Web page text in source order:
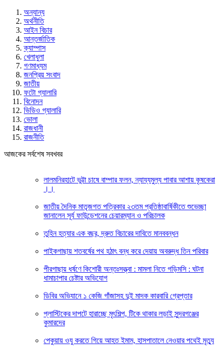
অন্যান্য
অর্থনীতি
আইন বিচার
আন্তর্জাতিক
ক্যাম্পাস
খেলাধুলা
গণমাধ্যম
জনপ্রিয় সংবাদ
জাতীয়
ফটো গ্যালারি
বিনোদন
ভিডিও গ্যালারি
ভোলা
রাজধানী
রাজনীতি
আজকের সর্বশেষ সবখবর
লালমনিরহাটে ভুট্টা চাষে বাম্পার ফলন, ন্যায্যমুল্য পাবার আশায় কৃষকেরা
।।
জাতীয় দৈনিক মাতৃজগত পত্রিকার ২৩তম প্রতিষ্ঠাবার্ষিকীতে শুভেচ্ছা
জানালেন সূর্য ফাউন্ডেশনের চেয়ারম্যান ও পরিচালক
তুহিন হত্যার এক বছর, দ্রুত বিচারের দাবিতে মানববন্ধন
পাইকগাছায় শতবর্ষের পথ হঠাৎ বন্ধ করে দেয়ায় অবরুদ্ধ তিন পরিবার
পীরগাছায় ধর্ষণে কিশোরী অন্তঃসত্ত্বা : মামলা নিতে গড়িমসি : ঘটনা
ধামাচাপার চেষ্টার অভিযোগ
ডিবির অভিযানে ১ কেজি গাঁজাসহ দুই মাদক কারবারি গ্রেপ্তার
প্লাস্টিকের দাপটে হারাচ্ছে মৃৎশিল্প, টিকে থাকার লড়াই সুন্দরগঞ্জের
কুমারদের
পেকুয়ায় ওযু করতে গিয়ে আহত ইমাম, হাসপাতালে নেওয়ার পথেই মৃত্যু